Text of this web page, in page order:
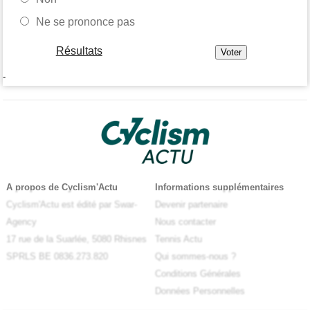
Ne se prononce pas
Résultats
-
A propos de Cyclism'Actu
Cyclism'Actu est édité par Swar-
Agency
17 rue de la Suarlée, 5080 Rhisnes
SPRLS BE 0836.273.820
Informations supplémentaires
Devenir partenaire
Nous contacter
Tennis Actu
Qui sommes-nous ?
Conditions Générales
Données Personnelles